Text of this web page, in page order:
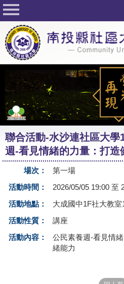
回首頁
關於社大
公佈欄
行事曆
最新活動
活動花絮
課程一覽表
志工與社團
社大學習Q&A
友站連結
網路選課
聯合活動-水沙連社區大學
週-看見情緒的力量：打造
場次：
第一場
活動時間：
2026/05/05 19:00 至
活動地點：
大成國中1F社大教室
活動性質：
講座
活動內容：
公民素養週-看見情
緒能力